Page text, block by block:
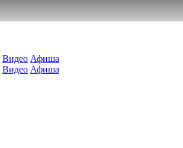
Видео Афиша
Видео Афиша